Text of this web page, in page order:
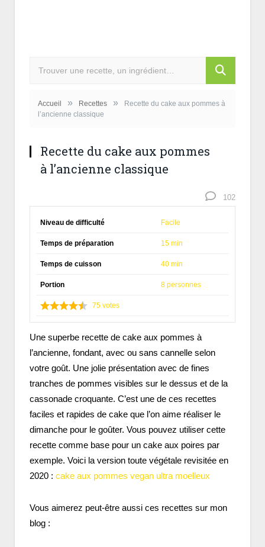
Accueil » Recettes »
Recette du cake aux pommes à
l’ancienne classique
Recette du cake aux pommes
à l’ancienne classique
102
Niveau de difficulté Facile
Temps de préparation 15 min
Temps de cuisson 40 min
Portion 8 personnes
75 votes
Une superbe recette de cake aux pommes à
l’ancienne, fondant, avec ou sans cannelle selon
votre goût. Une jolie présentation avec de fines
tranches de pommes visibles sur le dessus et de la
cassonade croquante. C’est une de ces recettes
faciles et rapides de cake que l’on aime réaliser le
dimanche pour le goûter. Vous pouvez utiliser cette
recette comme base pour un cake aux poires par
exemple. Voici la version toute végétale revisitée en
2020 : cake aux pommes vegan ultra moelleux
Vous aimerez peut-être aussi ces recettes sur mon
blog :